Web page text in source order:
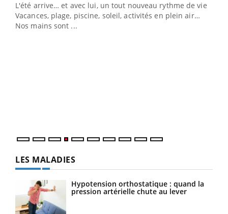
L'été arrive… et avec lui, un tout nouveau rythme de vie !
Vacances, plage, piscine, soleil, activités en plein air…
Nos mains sont ...
LES MALADIES
Hypotension orthostatique : quand la
pression artérielle chute au lever